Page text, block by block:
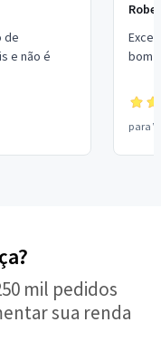
de
e não é
bom
para
mil pedidos
sua renda